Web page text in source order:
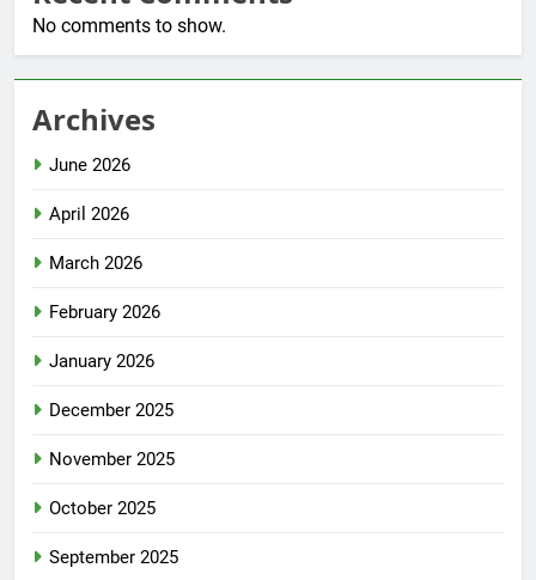
No comments to show.
Archives
June 2026
April 2026
March 2026
February 2026
January 2026
December 2025
November 2025
October 2025
September 2025